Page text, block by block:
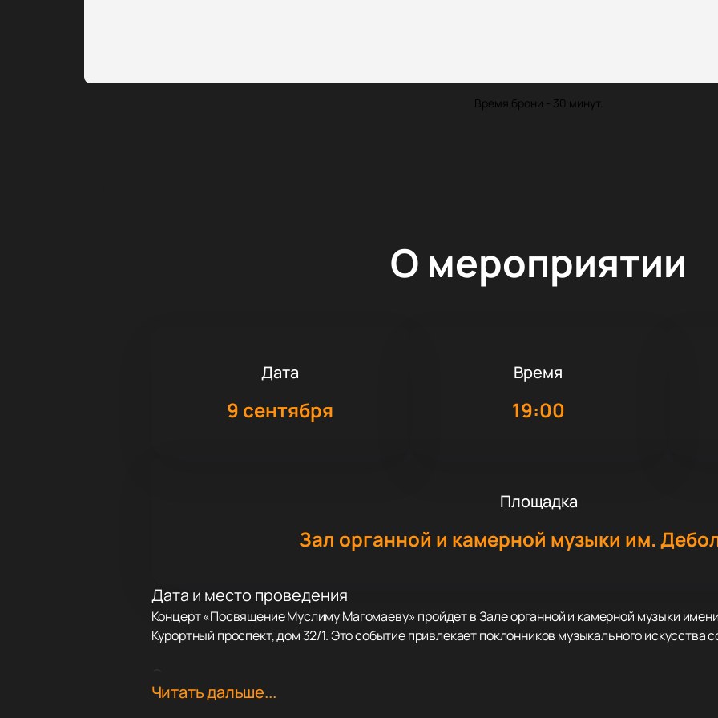
Время брони - 30 минут.
О мероприятии
Дата
9 сентября
Время
19:00
Площадка
Зал органной и камерной музыки им.
Дата и место проведения
Концерт «Посвящение Муслиму Магомаеву» пройдет в Зале органной и камерной музыки
Курортный проспект, дом 32/1. Это событие привлекает поклонников музыкального искусства
Павел Кравчук, заслуженный артист России, исполнит специальную программу, посвящённую
Читать дальше...